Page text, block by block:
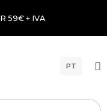
59€ + IVA
PT